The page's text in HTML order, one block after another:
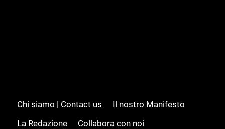
Chi siamo | Contact us
Il nostro Manifesto
La Redazione
Collabora con noi